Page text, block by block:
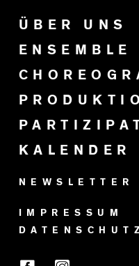
ÜBER UNS
ENSEMBLE
KALENDER
NEWSLETTER
IMPRESSUM